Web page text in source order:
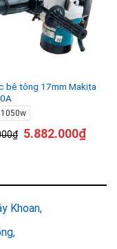
bê tông 17mm Makita
₫ 5.882.000₫
Khoan